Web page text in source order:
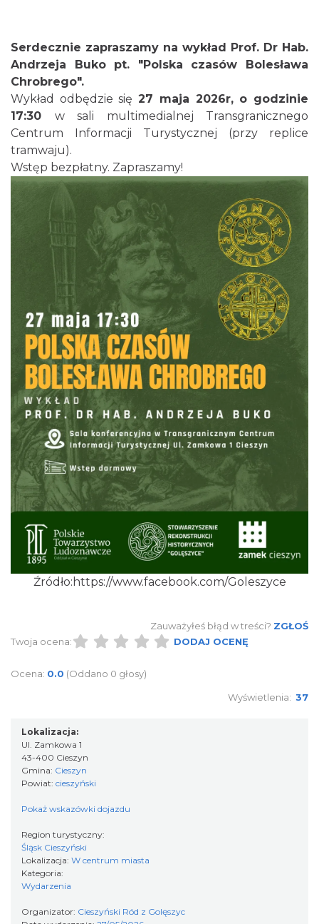
Cieszyn
2026-08-22
0.01 km
2026-09-05
0.01 km
Cieszyn
0.01 km
Cieszyn
2026-08-15
0.01 km
2026-08-29
0.01 km
Cieszyn
Serdecznie zapraszamy na wykład Prof. Dr Hab.
Andrzeja Buko pt. "Polska czasów Bolesława
Chrobrego".
Wykład odbędzie się27 maja 2026r, o godzinie
17:30 w sali multimedialnej Transgranicznego
Centrum Informacji Turystycznej (przy replice
tramwaju).
Wstęp bezpłatny. Zapraszamy!
Źródło:https://www.facebook.com/Goleszyce
Zauważyłeś błąd w treści? ZGŁOŚ
Twoja ocena:
DODAJ OCENĘ
Ocena: 0.0 (Oddano 0 głosy)
Wyświetlenia: 37
Lokalizacja:
Ul. Zamkowa 1
43-400 Cieszyn
Gmina: Cieszyn
Powiat: cieszyński
Pokaż wskazówki dojazdu
Region turystyczny:
Śląsk Cieszyński
Lokalizacja: W centrum miasta
Kategoria:
Wydarzenia
Organizator: Cieszyński Ród z Golęszyc